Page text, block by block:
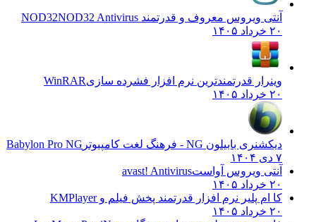
آنتی ویروس معروف و قدرتمند NOD32 NOD32 Antivirus
۲۰ خرداد ۱۴۰۵
وینرار قدرتمندترین نرم افزار فشرده سازیWinRAR
۲۰ خرداد ۱۴۰۵
دیکشنری بابیلون NG - فرهنگ لغت کامپیوتر
Babylon Pro NG
۷ دی ۱۴۰۴
آنتی ویروس آواستavast! Antivirus
۲۰ خرداد ۱۴۰۵
کا ام پلیر نرم افزار قدرتمند پخش فیلم وKMPlayer
۲۰ خرداد ۱۴۰۵